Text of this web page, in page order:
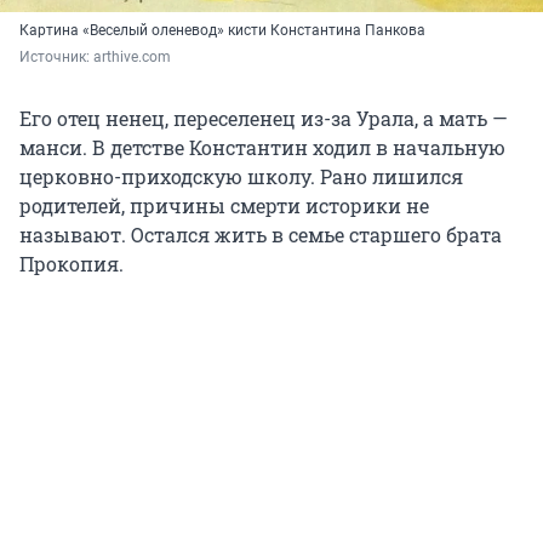
Картина «Веселый оленевод» кисти Константина Панкова
Источник: arthive.com
Его отец ненец, переселенец из-за Урала, а мать —
манси. В детстве Константин ходил в начальную
церковно-приходскую школу. Рано лишился
родителей, причины смерти историки не
называют. Остался жить в семье старшего брата
Прокопия.